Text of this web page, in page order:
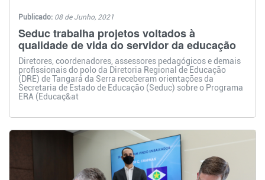
Publicado: 08 de Junho, 2021
Seduc trabalha projetos voltados à
qualidade de vida do servidor da educação
Diretores, coordenadores, assessores pedagógicos e demais
profissionais do polo da Diretoria Regional de Educação
(DRE) de Tangará da Serra receberam orientações da
Secretaria de Estado de Educação (Seduc) sobre o Programa
ERA (Educaç&at